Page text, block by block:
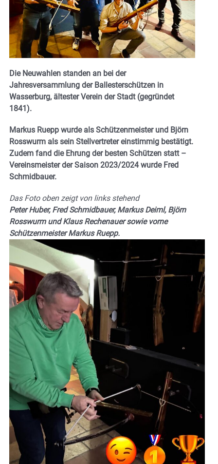
Die Neuwahlen standen an bei der
Jahresversammlung der Ballesterschützen in
Wasserburg, ältester Verein der Stadt (gegründet
1841).
Markus Ruepp wurde als Schützenmeister und Björn
Rosswurm als sein Stellvertreter einstimmig bestätigt.
Zudem fand die Ehrung der besten Schützen statt –
Vereinsmeister der Saison 2023/2024 wurde Fred
Schmidbauer.
Das Foto oben zeigt von links stehend
Peter Huber, Fred Schmidbauer, Markus Deiml, Björn
Rosswurm und Klaus Rechenauer sowie vorne
Schützenmeister Markus Ruepp.